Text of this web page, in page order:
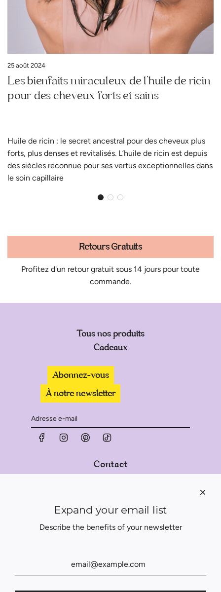
25 août 2024
Les bienfaits miraculeux de l’huile de ricin
pour des cheveux forts et sains
Huile de ricin : le secret ancestral pour des cheveux plus
forts, plus denses et revitalisés. L’huile de ricin est depuis
des siècles reconnue pour ses vertus exceptionnelles dans
le soin capillaire
Retours Gratuits
Profitez d'un retour gratuit sous 14 jours pour toute
commande.
Tous nos produits
Cadeaux
Abonnez-vous
À notre newsletter
Contact
Expand your email list
Describe the benefits of your newsletter